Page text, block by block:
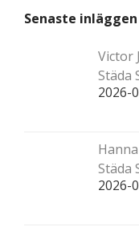
Senaste inläggen
Victor
Städa
2026-
Städa
2026-